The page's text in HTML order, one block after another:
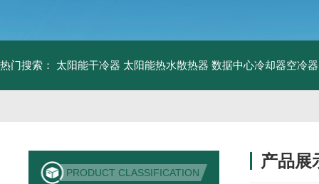
热门搜索： 太阳能干冷器 太阳能热水散热器 数据中心冷却器空冷器
PRODUCT CLASSIFICATION
产品展